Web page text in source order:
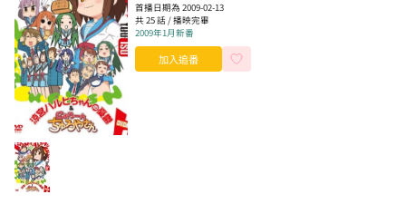
首播日期為 2009-02-13
共 25 話 / 播映完畢
2009年1月新番
加入追番